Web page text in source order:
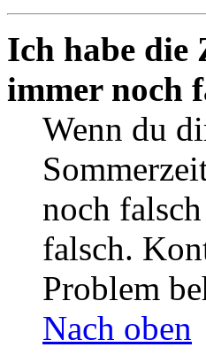
Ich habe die
immer noch
Wenn du
noch
falsch.
Problem
Nach oben